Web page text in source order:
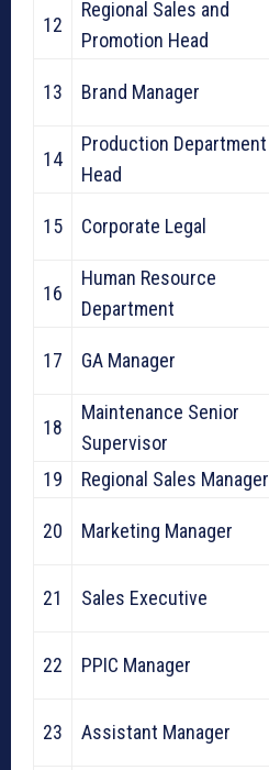
12
Regional Sales and
Promotion Head
13 Brand Manager
14
Production Department
Head
15 Corporate Legal
16
Human Resource
Department
17 GA Manager
18
Maintenance Senior
Supervisor
19
Regional Sales Manager
20 Marketing Manager
21 Sales Executive
22 PPIC Manager
23 Assistant Manager